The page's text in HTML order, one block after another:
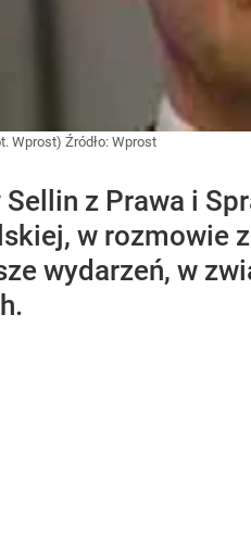
Wprost) Źródło: Wprost
Sellin z Prawa i
w rozmowie
wydarzeń, w